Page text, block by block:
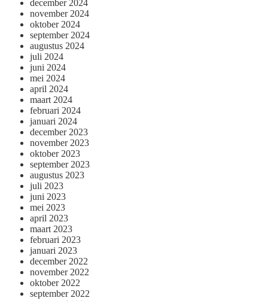
december 2024
november 2024
oktober 2024
september 2024
augustus 2024
juli 2024
juni 2024
mei 2024
april 2024
maart 2024
februari 2024
januari 2024
december 2023
november 2023
oktober 2023
september 2023
augustus 2023
juli 2023
juni 2023
mei 2023
april 2023
maart 2023
februari 2023
januari 2023
december 2022
november 2022
oktober 2022
september 2022